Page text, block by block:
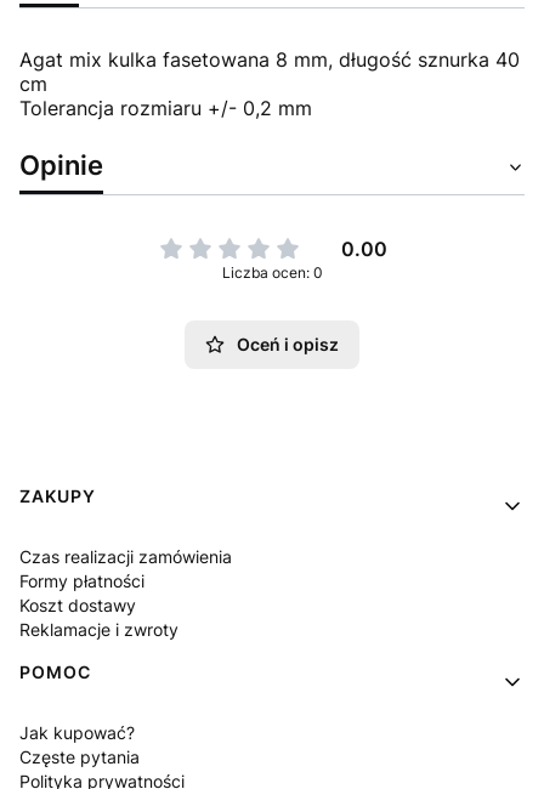
Agat mix kulka fasetowana 8 mm, długość sznurka 40
cm
Tolerancja rozmiaru +/- 0,2 mm
Opinie
0.00
Liczba ocen: 0
Oceń i opisz
Linki w stopce
ZAKUPY
Czas realizacji zamówienia
Formy płatności
Koszt dostawy
Reklamacje i zwroty
POMOC
Jak kupować?
Częste pytania
Polityka prywatności